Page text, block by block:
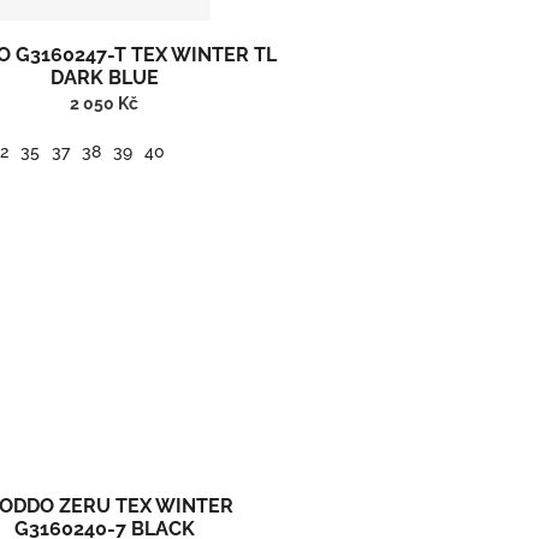
G3160247-T TEX WINTER TL
DARK BLUE
2 050 Kč
35 37 38 39 40
ZERU TEX WINTER
G3160240-7 BLACK